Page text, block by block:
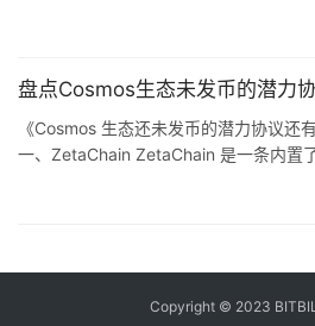
量超 2 亿美金，初步验证了其经济模型
盘点Cosmos生态未发币的潜力
《Cosmos 生态还未发币的潜力协议还
一、ZetaChain ZetaChain 是一条内置
非智能合约链）之间实现通用智能合约
Copyright © 2023